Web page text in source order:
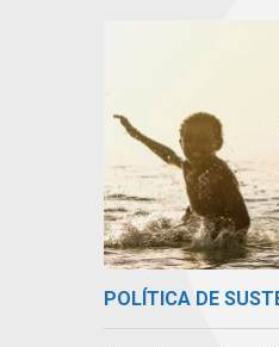
POLÍTICA DE